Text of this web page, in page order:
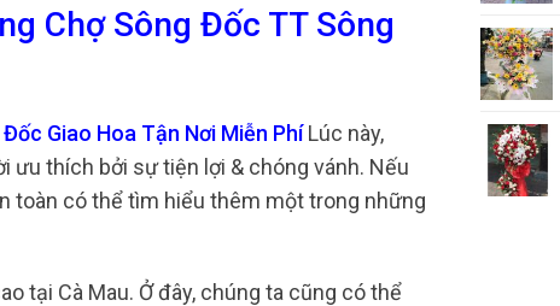
Chợ Sông Đốc TT Sông
Giao Hoa Tận Nơi Miễn PhíLúc này,
ưu thích bởi sự tiện lợi & chóng vánh. Nếu
toàn có thể tìm hiểu thêm một trong những
tại Cà Mau. Ở đây, chúng ta cũng có thể